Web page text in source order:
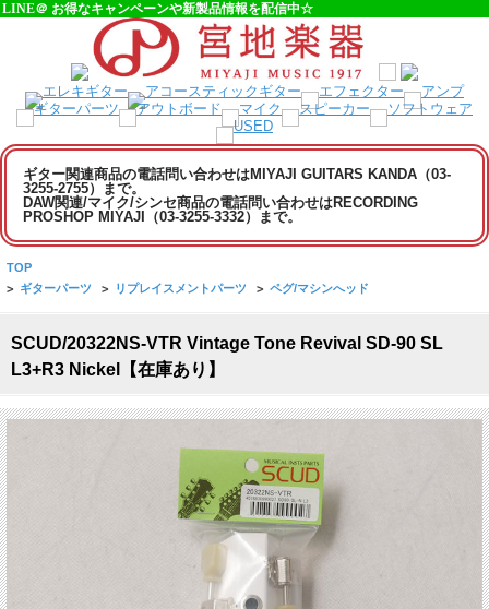
LINE＠ お得なキャンペーンや新製品情報を配信中☆
ギター関連商品の電話問い合わせはMIYAJI GUITARS KANDA（03-
3255-2755）まで。
DAW関連/マイク/シンセ商品の電話問い合わせはRECORDING
PROSHOP MIYAJI（03-3255-3332）まで。
TOP
> ギターパーツ > リプレイスメントパーツ > ペグ/マシンへッド
SCUD/20322NS-VTR Vintage Tone Revival SD-90 SL
L3+R3 Nickel【在庫あり】